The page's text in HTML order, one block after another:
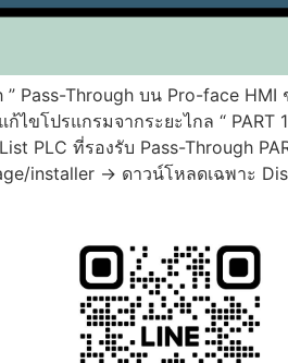
Pass-Through บน Pro-face
โปรแกรมจากระยะไกล “ PART
PLC ที่รองรับ Pass-Through
installer -> ดาวน์โหลดเฉพาะ